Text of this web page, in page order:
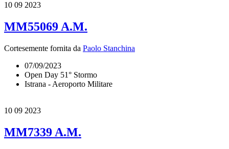
10 09 2023
MM55069 A.M.
Cortesemente fornita da Paolo Stanchina
07/09/2023
Open Day 51° Stormo
Istrana - Aeroporto Militare
10 09 2023
MM7339 A.M.